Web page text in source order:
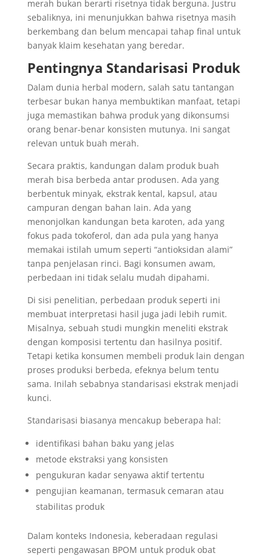
merah bukan berarti risetnya tidak berguna. Justru
sebaliknya, ini menunjukkan bahwa risetnya masih
berkembang dan belum mencapai tahap final untuk
banyak klaim kesehatan yang beredar.
Pentingnya Standarisasi Produk
Dalam dunia herbal modern, salah satu tantangan
terbesar bukan hanya membuktikan manfaat, tetapi
juga memastikan bahwa produk yang dikonsumsi
orang benar-benar konsisten mutunya. Ini sangat
relevan untuk buah merah.
Secara praktis, kandungan dalam produk buah
merah bisa berbeda antar produsen. Ada yang
berbentuk minyak, ekstrak kental, kapsul, atau
campuran dengan bahan lain. Ada yang
menonjolkan kandungan beta karoten, ada yang
fokus pada tokoferol, dan ada pula yang hanya
memakai istilah umum seperti “antioksidan alami”
tanpa penjelasan rinci. Bagi konsumen awam,
perbedaan ini tidak selalu mudah dipahami.
Di sisi penelitian, perbedaan produk seperti ini
membuat interpretasi hasil juga jadi lebih rumit.
Misalnya, sebuah studi mungkin meneliti ekstrak
dengan komposisi tertentu dan hasilnya positif.
Tetapi ketika konsumen membeli produk lain dengan
proses produksi berbeda, efeknya belum tentu
sama. Inilah sebabnya standarisasi ekstrak menjadi
kunci.
Standarisasi biasanya mencakup beberapa hal:
identifikasi bahan baku yang jelas
metode ekstraksi yang konsisten
pengukuran kadar senyawa aktif tertentu
pengujian keamanan, termasuk cemaran atau
stabilitas produk
Dalam konteks Indonesia, keberadaan regulasi
seperti pengawasan BPOM untuk produk obat